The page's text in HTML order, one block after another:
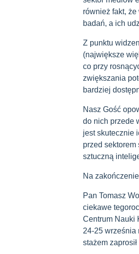
również fakt,
badań, a ich
Z punktu
(największe
co przy
zwiększania
bardziej
Nasz Gość
do nich przede
jest skutecznie
przed
sztuczną
Na
Pan Tomasz
ciekawe
Centrum Nauki
24-25 września
stażem